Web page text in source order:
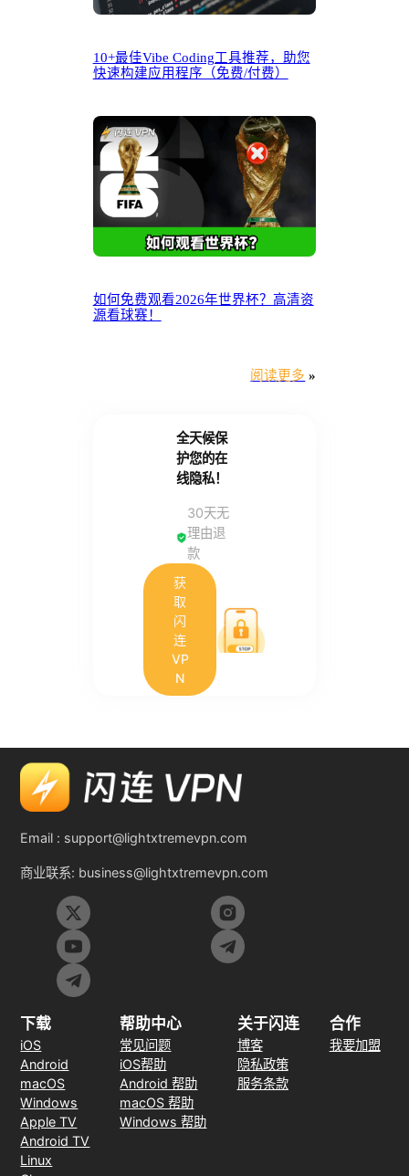
10+最佳Vibe Coding工具推荐，助您
快速构建应用程序（免费/付费）
如何免费观看2026年世界杯？高清资
源看球赛！
阅读更多 »
全天候保
护您的在
线隐私！
30天无
理由退
款
获
取
闪
连
VP
N
Email : support@lightxtremevpn.com
商业联系: business@lightxtremevpn.com
下载
iOS
Android
macOS
Windows
Apple TV
Android TV
Linux
帮助中心
常见问题
iOS帮助
Android 帮助
macOS 帮助
Windows 帮助
关于闪连
博客
隐私政策
服务条款
合作
我要加盟